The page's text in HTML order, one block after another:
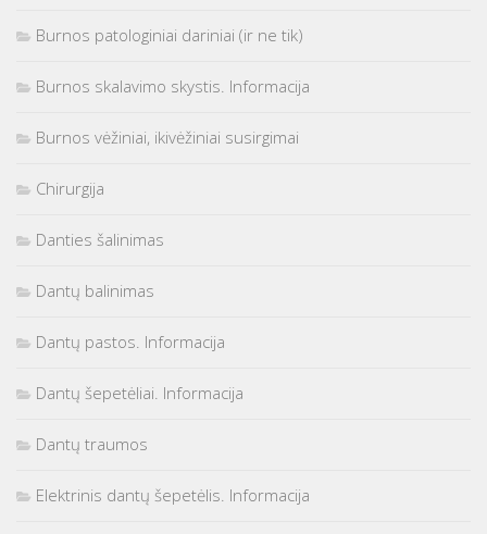
Burnos patologiniai dariniai (ir ne tik)
Burnos skalavimo skystis. Informacija
Burnos vėžiniai, ikivėžiniai susirgimai
Chirurgija
Danties šalinimas
Dantų balinimas
Dantų pastos. Informacija
Dantų šepetėliai. Informacija
Dantų traumos
Elektrinis dantų šepetėlis. Informacija